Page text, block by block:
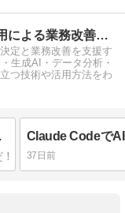
中小企業のAI・データ活用による業務改善相談室
定と業務改善を支援す
生成AI・データ分析・
つ技術や活用方法をわ
選び方
37日前